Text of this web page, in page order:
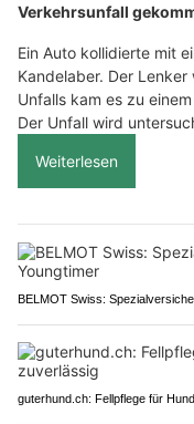
Verkehrsunfall
Ein Auto kollidierte mit
Kandelaber. Der
Unfalls kam es zu
Der Unfall wird
Weiterlesen
BELMOT Swiss:
guterhund.ch: Fellpflege für